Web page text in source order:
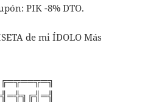
PIK -8% DTO.
de mi ÍDOLO Más